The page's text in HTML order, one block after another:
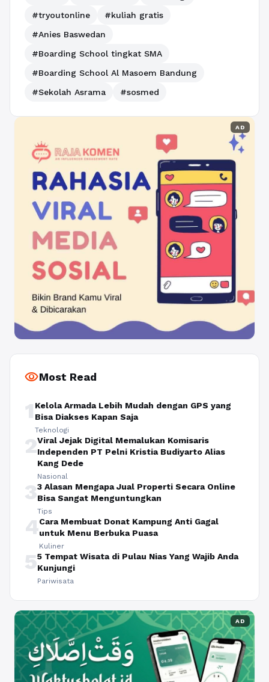
#tryoutonline
#kuliah gratis
#Anies Baswedan
#Boarding School tingkat SMA
#Boarding School Al Masoem Bandung
#Sekolah Asrama
#sosmed
AD
visibilityMost Read
1 Kelola Armada Lebih Mudah dengan GPS yang
Bisa Diakses Kapan Saja
Teknologi
2Viral Jejak Digital Memalukan Komisaris
Independen PT Pelni Kristia Budiyarto Alias
Kang Dede
Nasional
33 Alasan Mengapa Jual Properti Secara Online
Bisa Sangat Menguntungkan
Tips
4Cara Membuat Donat Kampung Anti Gagal
untuk Menu Berbuka Puasa
Kuliner
55 Tempat Wisata di Pulau Nias Yang Wajib Anda
Kunjungi
Pariwisata
AD